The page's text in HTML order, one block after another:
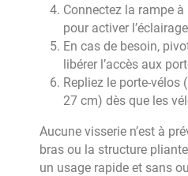
Connectez la rampe
pour activer
En cas de besoin,
libérer l’accès aux
Repliez le porte-vélos
27 cm) dès que les
Aucune visserie n’est à
bras ou la structure
un usage rapide et sans